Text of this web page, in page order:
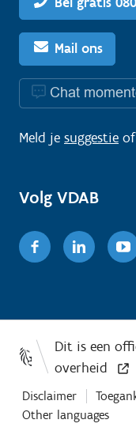
Mail ons
Chat
Meld je suggestie of
Volg VDAB
Facebook
Disclaimer
Other languages